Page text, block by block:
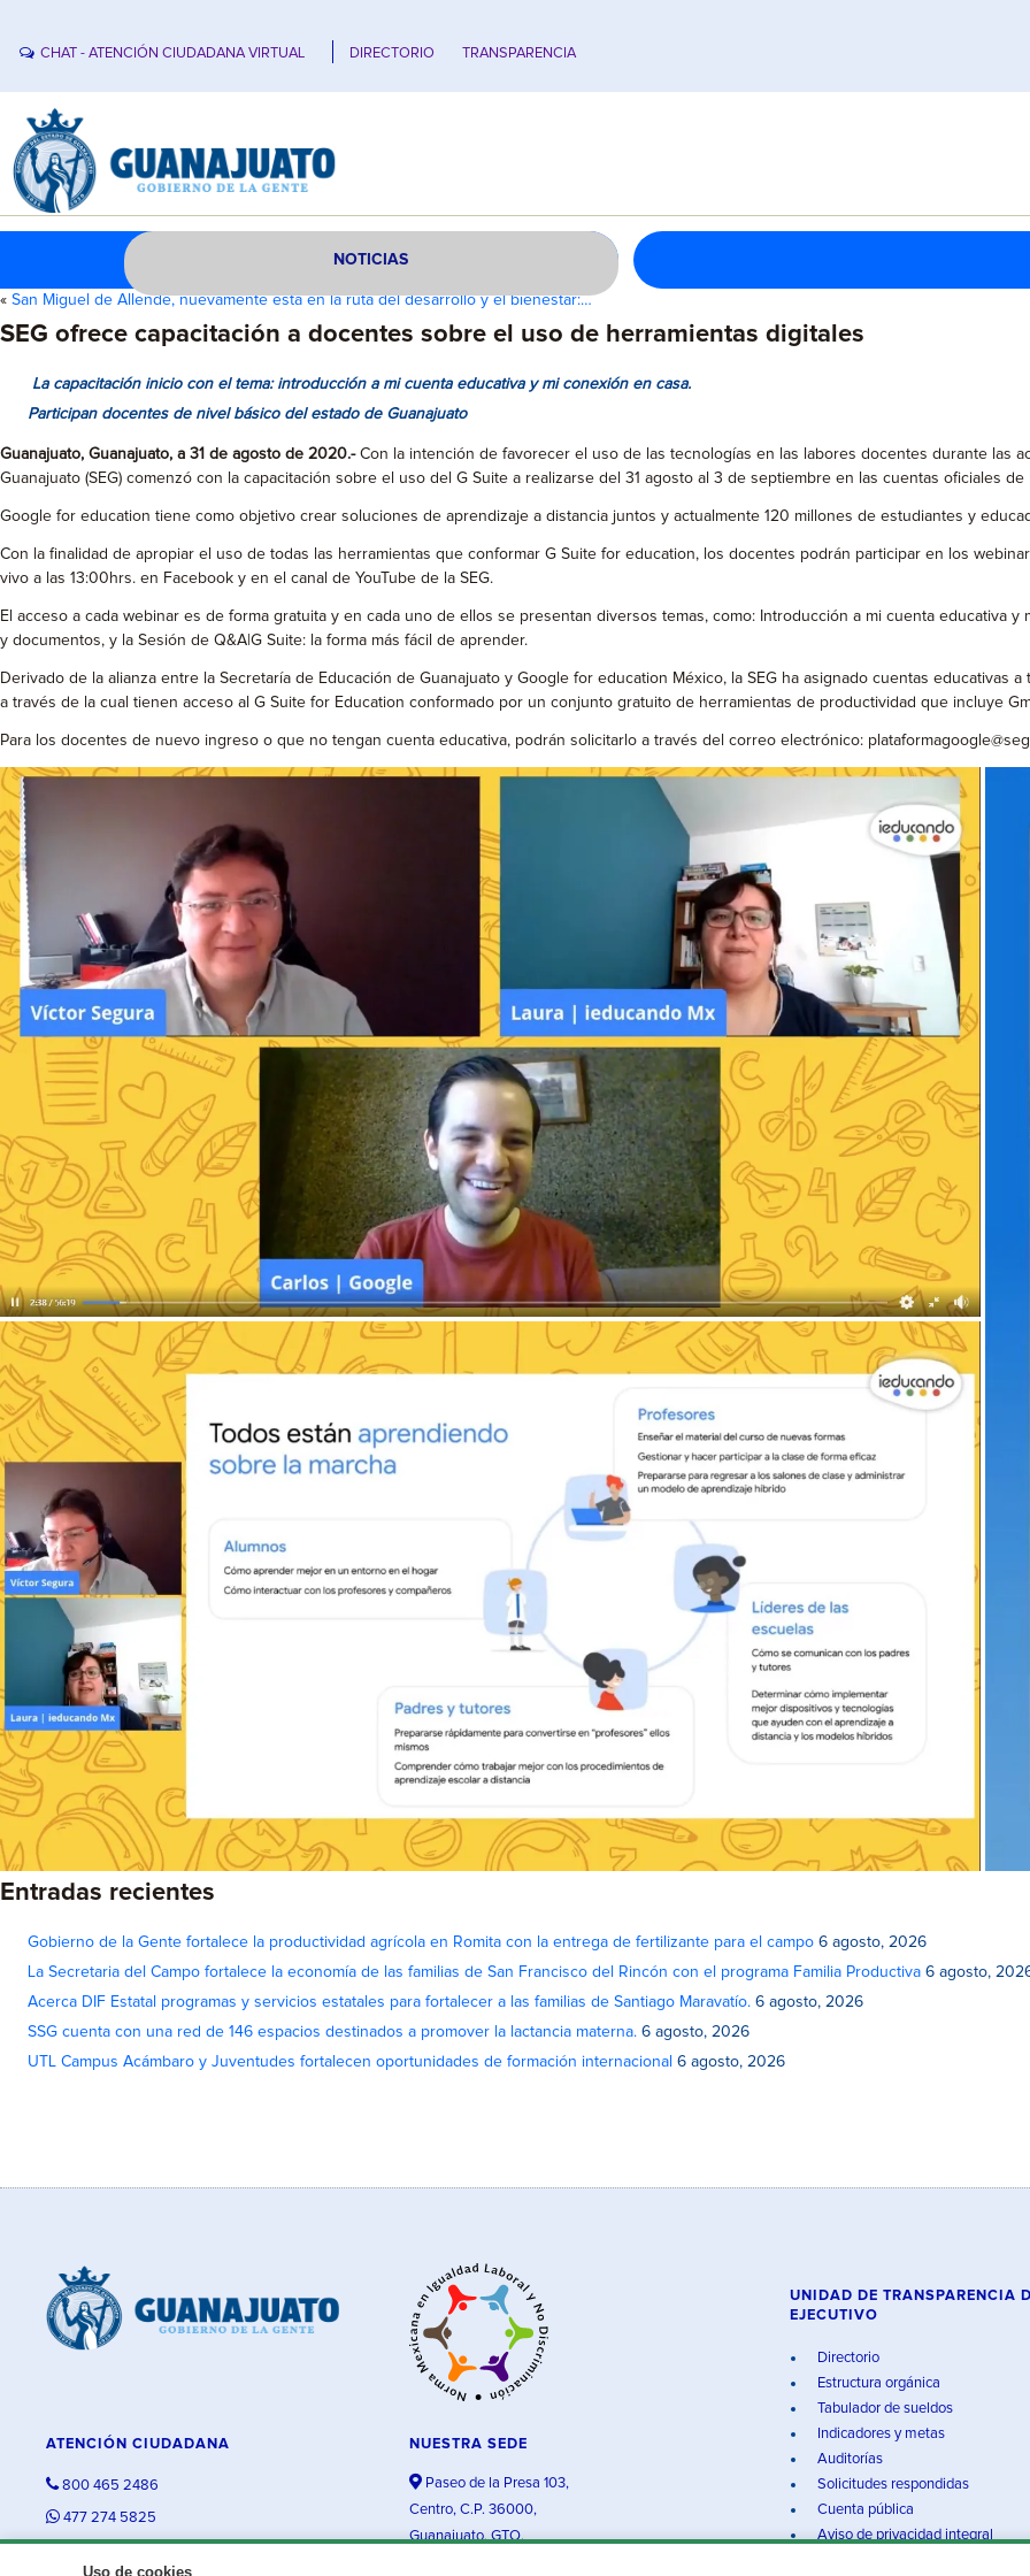
CHAT - ATENCIÓN CIUDADANA VIRTUAL DIRECTORIO TRANSPARENCIA
NOTICIAS
« San Miguel de Allende, nuevamente está en la ruta del desarrollo y el bienestar:…
SEG ofrece capacitación a docentes sobre el uso de herramientas digitales
La capacitación inicio con el tema: introducción a mi cuenta educativa y mi conexión en casa.
Participan docentes de nivel básico del estado de Guanajuato
Guanajuato, Guanajuato, a 31 de agosto de 2020.-Con la intención de favorecer el uso de las tecnologías en las labores docentes durante las
Guanajuato (SEG) comenzó con la capacitación sobre el uso del G Suite a realizarse del 31 agosto al 3 de septiembre en las cuentas oficiales de
Google for education tiene como objetivo crear soluciones de aprendizaje a distancia juntos y actualmente 120 millones de estudiantes y
Con la finalidad de apropiar el uso de todas las herramientas que conformar G Suite for education, los docentes podrán participar en los
vivo a las 13:00hrs. en Facebook y en el canal de YouTube de la SEG.
El acceso a cada webinar es de forma gratuita y en cada uno de ellos se presentan diversos temas, como: Introducción a mi cuenta educativa
y documentos, y la Sesión de Q&A|G Suite: la forma más fácil de aprender.
Derivado de la alianza entre la Secretaría de Educación de Guanajuato y Google for education México, la SEG ha asignado cuentas
a través de la cual tienen acceso al G Suite for Education conformado por un conjunto gratuito de herramientas de productividad que incluye
Para los docentes de nuevo ingreso o que no tengan cuenta educativa, podrán solicitarlo a través del correo electrónico:
Entradas recientes
Gobierno de la Gente fortalece la productividad agrícola en Romita con la entrega de fertilizante para el campo 6 agosto, 2026
La Secretaria del Campo fortalece la economía de las familias de San Francisco del Rincón con el programa Familia Productiva 6 agosto,
Acerca DIF Estatal programas y servicios estatales para fortalecer a las familias de Santiago Maravatío. 6 agosto, 2026
SSG cuenta con una red de 146 espacios destinados a promover la lactancia materna. 6 agosto, 2026
UTL Campus Acámbaro y Juventudes fortalecen oportunidades de formación internacional 6 agosto, 2026
Uso de cookies
ATENCIÓN CIUDADANA
800 465 2486
477 274 5825
NUESTRA SEDE
Paseo de la Presa 103,
Centro, C.P. 36000,
Guanajuato, GTO.
UNIDAD DE TRANSPARENCIA
EJECUTIVO
Directorio
Estructura orgánica
Tabulador de sueldos
Indicadores y metas
Auditorías
Solicitudes respondidas
Cuenta pública
Aviso de privacidad integral